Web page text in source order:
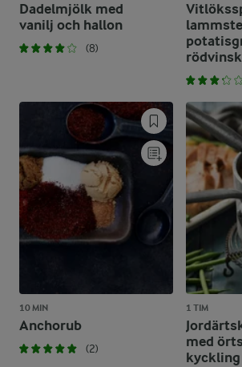
Dadelmjölk med
vanilj och hallon
(8)
10 MIN
Anchorub
(2)
1 TIM
med
kyckling